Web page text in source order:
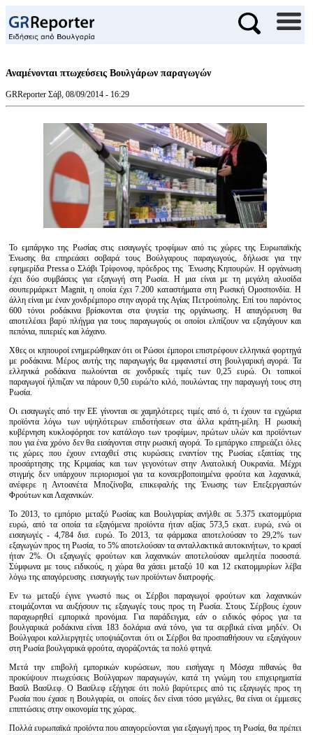
Αναμένονται πτωχεύσεις Βουλγάρων παραγωγών
GRReporter Σάβ, 08/09/2014 - 16:29
Το εμπάργκο της Ρωσίας στις εισαγωγές τροφίμων από τις χώρες της Ευρωπαϊκής
Ένωσης θα επηρεάσει σοβαρά τους Βούλγαρους παραγωγούς, δήλωσε για την
εφημερίδα Pressa ο Σλάβι Τρίφονοφ, πρόεδρος της Ένωσης Κηπουρών. Η οργάνωση
έχει δύο συμβάσεις για εξαγωγή στη Ρωσία. Η μια είναι με τη μεγάλη αλυσίδα
σουπερμάρκετ Magnit, η οποία έχει 7.200 καταστήματα στη Ρωσική Ομοσπονδία. Η
άλλη είναι με έναν χονδρέμπορο στην αγορά της Αγίας Πετρούπολης. Επί του παρόντος
600 τόνοι ροδάκινα βρίσκονται στα ψυγεία της οργάνωσης. Η απαγόρευση θα
αποτελέσει βαρύ πλήγμα για τους παραγωγούς οι οποίοι ελπίζουν να εξαγάγουν και
πεπόνια, πιπεριές και λάχανο.
Χθες οι κηπουροί ενημερώθηκαν ότι οι Ρώσοι έμποροι επιστρέφουν ελληνικά φορτηγά
με ροδάκινα. Μέρος αυτής της παραγωγής θα εμφανιστεί στη βουλγαρική αγορά. Τα
ελληνικά ροδάκινα πωλούνται σε χονδρικές τιμές των 0,25 ευρώ. Οι τοπικοί
παραγωγοί ήλπιζαν να πάρουν 0,50 ευρώ/το κιλό, πουλώντας την παραγωγή τους στη
Ρωσία.
Οι εισαγωγές από την ΕΕ γίνονται σε χαμηλότερες τιμές από ό, τι έχουν τα εγχώρια
προϊόντα λόγω των υψηλότερων επιδοτήσεων στα άλλα κράτη-μέλη. Η ρωσική
κυβέρνηση κυκλοφόρησε τον κατάλογο των τροφίμων, πρώτων υλών και προϊόντων
που για ένα χρόνο δεν θα εισάγονται στην ρωσική αγορά. Το εμπάργκο επηρεάζει όλες
τις χώρες που έχουν ενταχθεί στις κυρώσεις εναντίον της Ρωσίας εξαιτίας της
προσάρτησης της Κριμαίας και των γεγονότων στην Ανατολική Ουκρανία. Μέχρι
στιγμής δεν υπάρχουν περιορισμοί για τα κονσερβοποιημένα φρούτα και λαχανικά,
ανέφερε η Αντοανέτα Μποζίνοβα, επικεφαλής της Ένωσης των Επεξεργαστών
Φρούτων και Λαχανικών.
Το 2013, το εμπόριο μεταξύ Ρωσίας και Βουλγαρίας ανήλθε σε 5.375 εκατομμύρια
ευρώ, από τα οποία τα εξαγόμενα προϊόντα ήταν αξίας 573,5 εκατ. ευρώ, ενώ οι
εισαγωγές - 4,784 δισ. ευρώ. Το 2013, τα φάρμακα αποτελούσαν το 29,2% των
εξαγωγών προς τη Ρωσία, το 5% αποτελούσαν τα ανταλλακτικά αυτοκινήτων, το κρασί
ήταν 2%. Οι εξαγωγές φρούτων και λαχανικών αποτελούσαν αμελητέα ποσοστά.
Σύμφωνα με τους ειδικούς, η χώρα θα χάσει μεταξύ 10 και 12 εκατομμυρίων λέβα
λόγω της απαγόρευσης εισαγωγής των προϊόντων διατροφής.
Εν τω μεταξύ έγινε γνωστό πως οι Σέρβοι παραγωγοί φρούτων και λαχανικών
ετοιμάζονται να αυξήσουν τις εξαγωγές τους προς τη Ρωσία. Στους Σέρβους έχουν
παραχωρηθεί εμπορικά προνόμια. Για παράδειγμα, εάν ο ειδικός φόρος για τα
βουλγαρικά ροδάκινα είναι 183 δολάρια ανά τόνο, για τα σερβικά είναι μηδέν. Οι
Βούλγαροι καλλιεργητές υποψιάζονται ότι οι Σέρβοι θα προσπαθήσουν να εξαγάγουν
στη Ρωσία βουλγαρικά φρούτα, αγοράζοντάς τα πολύ φτηνά.
Μετά την επιβολή εμπορικών κυρώσεων, που εισήγαγε η Μόσχα πιθανώς θα
προκύψουν πτωχεύσεις Βούλγαρων παραγωγών, κατά τη γνώμη του επιχειρηματία
Βασίλ Βασίλεφ. Ο Βασίλεφ εξήγησε ότι πολύ βαρύτερες από τις εξαγωγές προς τη
Ρωσία που έχασε η Βουλγαρία, οι οποίες δεν είναι τόσο μεγάλες, θα είναι οι έμμεσες
επιπτώσεις στην οικονομία της χώρας.
Πολλά ευρωπαϊκά προϊόντα που απαγορεύονται για εξαγωγή προς τη Ρωσία, θα πρέπει